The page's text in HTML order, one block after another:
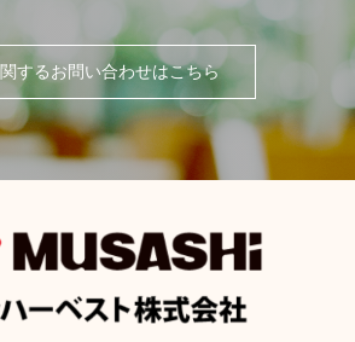
するお問い合わせはこちら